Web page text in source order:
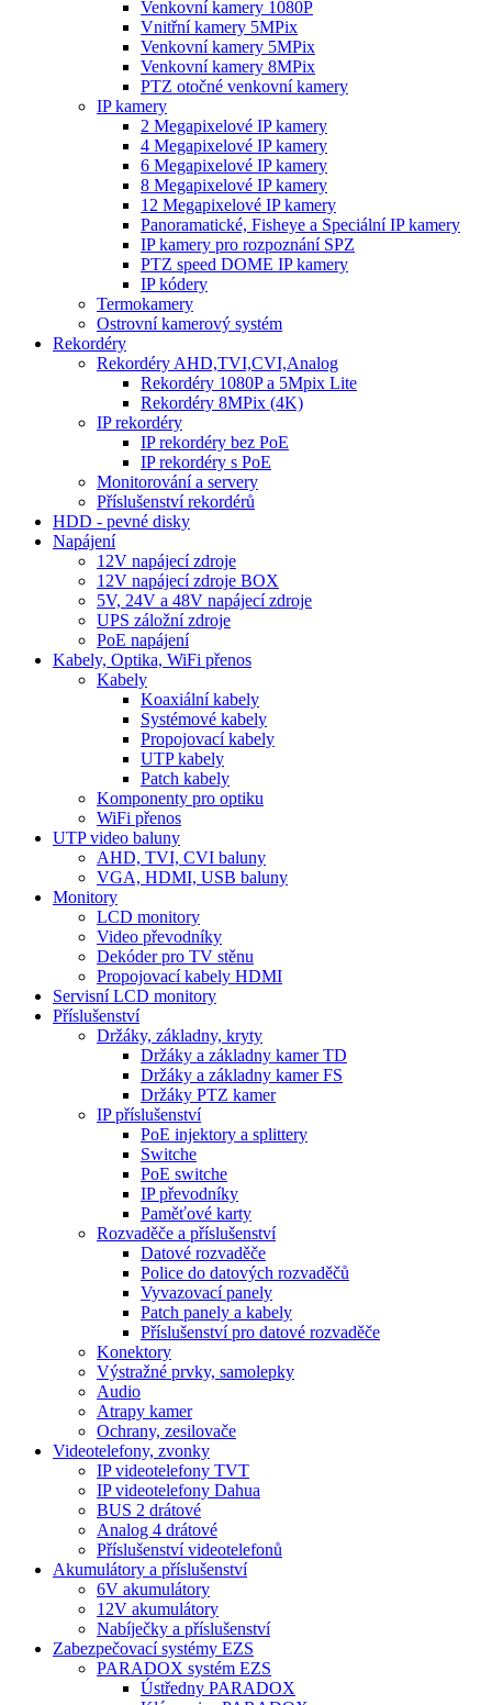
Venkovní kamery 1080P
Vnitřní kamery 5MPix
Venkovní kamery 5MPix
Venkovní kamery 8MPix
PTZ otočné venkovní kamery
IP kamery
2 Megapixelové IP kamery
4 Megapixelové IP kamery
6 Megapixelové IP kamery
8 Megapixelové IP kamery
12 Megapixelové IP kamery
Panoramatické, Fisheye a Speciální IP kamery
IP kamery pro rozpoznání SPZ
PTZ speed DOME IP kamery
IP kódery
Termokamery
Ostrovní kamerový systém
Rekordéry
Rekordéry AHD,TVI,CVI,Analog
Rekordéry 1080P a 5Mpix Lite
Rekordéry 8MPix (4K)
IP rekordéry
IP rekordéry bez PoE
IP rekordéry s PoE
Monitorování a servery
Příslušenství rekordérů
HDD - pevné disky
Napájení
12V napájecí zdroje
12V napájecí zdroje BOX
5V, 24V a 48V napájecí zdroje
UPS záložní zdroje
PoE napájení
Kabely, Optika, WiFi přenos
Kabely
Koaxiální kabely
Systémové kabely
Propojovací kabely
UTP kabely
Patch kabely
Komponenty pro optiku
WiFi přenos
UTP video baluny
AHD, TVI, CVI baluny
VGA, HDMI, USB baluny
Monitory
LCD monitory
Video převodníky
Dekóder pro TV stěnu
Propojovací kabely HDMI
Servisní LCD monitory
Příslušenství
Držáky, základny, kryty
Držáky a základny kamer TD
Držáky a základny kamer FS
Držáky PTZ kamer
IP příslušenství
PoE injektory a splittery
Switche
PoE switche
IP převodníky
Paměťové karty
Rozvaděče a příslušenství
Datové rozvaděče
Police do datových rozvaděčů
Vyvazovací panely
Patch panely a kabely
Příslušenství pro datové rozvaděče
Konektory
Výstražné prvky, samolepky
Audio
Atrapy kamer
Ochrany, zesilovače
Videotelefony, zvonky
IP videotelefony TVT
IP videotelefony Dahua
BUS 2 drátové
Analog 4 drátové
Příslušenství videotelefonů
Akumulátory a příslušenství
6V akumulátory
12V akumulátory
Nabíječky a příslušenství
Zabezpečovací systémy EZS
PARADOX systém EZS
Ústředny PARADOX